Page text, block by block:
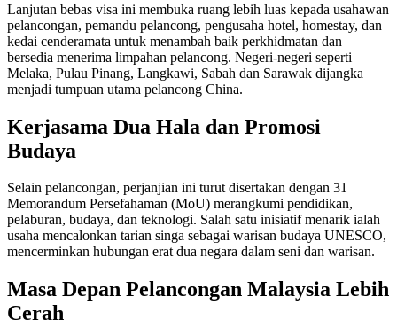
Lanjutan bebas visa ini membuka ruang lebih luas kepada usahawan
pelancongan, pemandu pelancong, pengusaha hotel, homestay, dan
kedai cenderamata untuk menambah baik perkhidmatan dan
bersedia menerima limpahan pelancong. Negeri-negeri seperti
Melaka, Pulau Pinang, Langkawi, Sabah dan Sarawak dijangka
menjadi tumpuan utama pelancong China.
Kerjasama Dua Hala dan Promosi
Budaya
Selain pelancongan, perjanjian ini turut disertakan dengan 31
Memorandum Persefahaman (MoU) merangkumi pendidikan,
pelaburan, budaya, dan teknologi. Salah satu inisiatif menarik ialah
usaha mencalonkan tarian singa sebagai warisan budaya UNESCO,
mencerminkan hubungan erat dua negara dalam seni dan warisan.
Masa Depan Pelancongan Malaysia Lebih
Cerah